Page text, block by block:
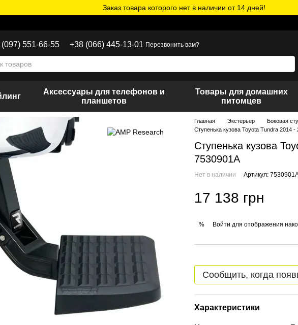
Заказ товара которого нет в наличии от 14 дней!
(097) 551-66-55 +38 (066) 445-13-01 Перезвонить вам?
Аксессуары для телефонов и
планшетов
Товары для домашних
питомцев
Главная Экстерьер Боковая
Ступенька кузова Toyota Tundra 2014
Ступенька кузова
7530901A
Нет в наличии Артикул:
17 138 грн
% Войти для отображения
Сообщить, когда
Характеристики